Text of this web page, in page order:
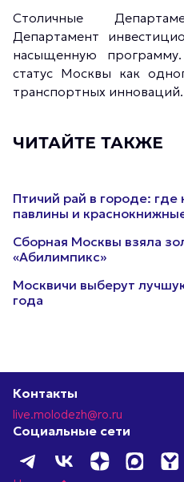
Столичные
Департамент
насыщенную
статус Москвы как
транспортных инноваций.
ЧИТАЙТЕ ТАКЖЕ
Птичий рай в городе:
павлины и
Сборная Москвы взяла
«Абилимпикс»
Москвичи выберут
года
Контакты
live.molodezh@ro.ru
Социальные сети